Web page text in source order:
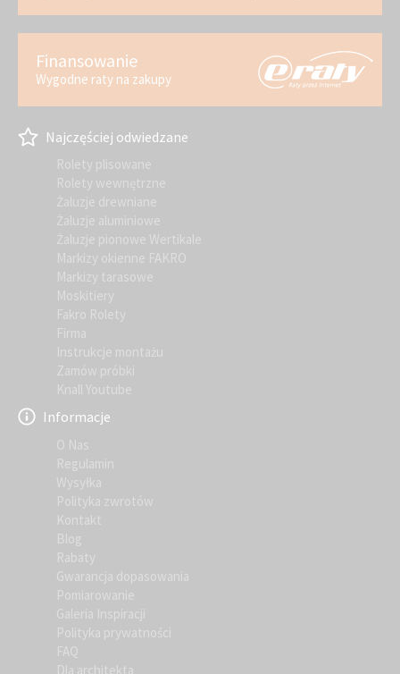
Finansowanie
Wygodne raty na zakupy
Najczęściej odwiedzane
Rolety plisowane
Rolety wewnętrzne
Żaluzje drewniane
Żaluzje aluminiowe
Żaluzje pionowe Wertikale
Markizy okienne FAKRO
Markizy tarasowe
Moskitiery
Fakro Rolety
Firma
Instrukcje montażu
Zamów próbki
Knall Youtube
Informacje
O Nas
Regulamin
Wysyłka
Polityka zwrotów
Kontakt
Blog
Rabaty
Gwarancja dopasowania
Pomiarowanie
Galeria Inspiracji
Polityka prywatności
FAQ
Dla architekta